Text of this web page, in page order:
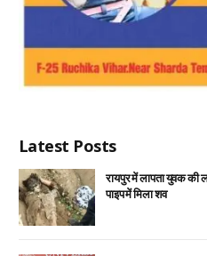
Latest Posts
रायपुर में लापता युवक
पाइप में मिला शव